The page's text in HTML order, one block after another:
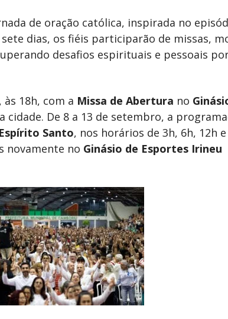
de oração católica, inspirada no
dias, os fiéis participarão de missas,
desafios espirituais e pessoais
18h, com a Missa de Abertura no
cidade. De 8 a 13 de setembro, a
Santo, nos horários de 3h, 6h, 12h e
novamente no Ginásio de Esportes Irineu